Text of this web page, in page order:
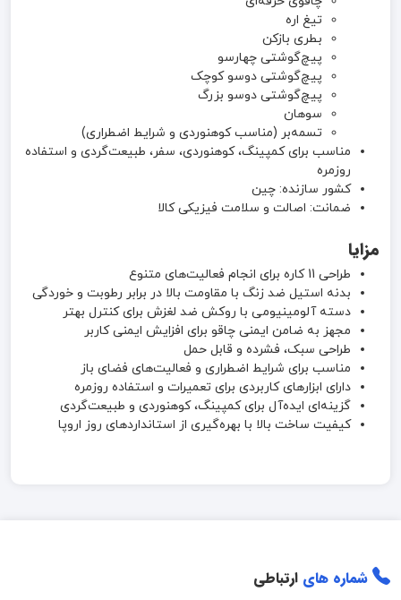
تیغ اره
بطری بازکن
پیچ‌گوشتی چهارسو
پیچ‌گوشتی دوسو کوچک
پیچ‌گوشتی دوسو بزرگ
سوهان
تسمه‌بر (مناسب کوهنوردی و شرایط اضطراری)
مناسب برای کمپینگ، کوهنوردی، سفر، طبیعت‌گردی و استفاده
روزمره
کشور سازنده: چین
ضمانت: اصالت و سلامت فیزیکی کالا
مزایا
طراحی 11 کاره برای انجام فعالیت‌های متنوع
بدنه استیل ضد زنگ با مقاومت بالا در برابر رطوبت و خوردگی
دسته آلومینیومی با روکش ضد لغزش برای کنترل بهتر
مجهز به ضامن ایمنی چاقو برای افزایش ایمنی کاربر
طراحی سبک، فشرده و قابل حمل
مناسب برای شرایط اضطراری و فعالیت‌های فضای باز
دارای ابزارهای کاربردی برای تعمیرات و استفاده روزمره
گزینه‌ای ایده‌آل برای کمپینگ، کوهنوردی و طبیعت‌گردی
کیفیت ساخت بالا با بهره‌گیری از استانداردهای روز اروپا
شماره های ارتباطی